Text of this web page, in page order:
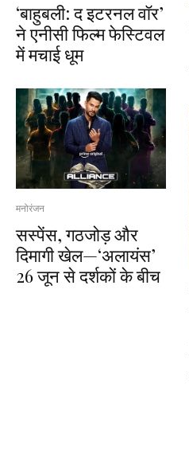
‘बाहुबली: द इटरनल वॉर’
ने एनीसी फिल्म फेस्टिवल
में मचाई धूम
मनोरंजन
सस्पेंस, गठजोड़ और
दिमागी खेल—‘अलायंस’
26 जून से दर्शकों के बीच